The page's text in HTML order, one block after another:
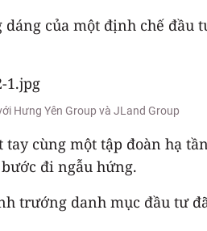
của một định chế
Hưng Yên Group và JLand Group
cùng một tập đoàn hạ
đi ngẫu hứng.
danh mục đầu tư